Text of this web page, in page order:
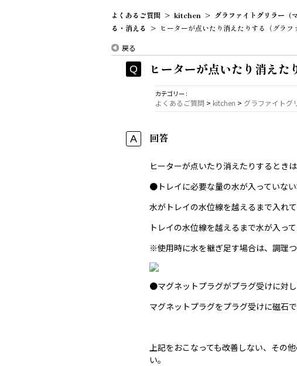
よくあるご質問 > kitchen > グラファイトグリラー（
る・消える > ヒーターが点いたり消えたりする（グラフ
戻る
ヒーターが点いたり消えた
カテゴリー :
よくあるご質問 > kitchen > グラファイトグ
回答
ヒーターが点いたり消えたりするとき
●トレイに必要な量の水が入っていな
水がトレイの水位線を越えるまで入れて
トレイの水位線を越えるまで水が入っ
※使用時に水を継ぎ足す場合は、調理
●マグネットプラグがプラグ受けに対
マグネットプラグをプラグ受けに磁石
上記をおこなっても改善しない、その
い。